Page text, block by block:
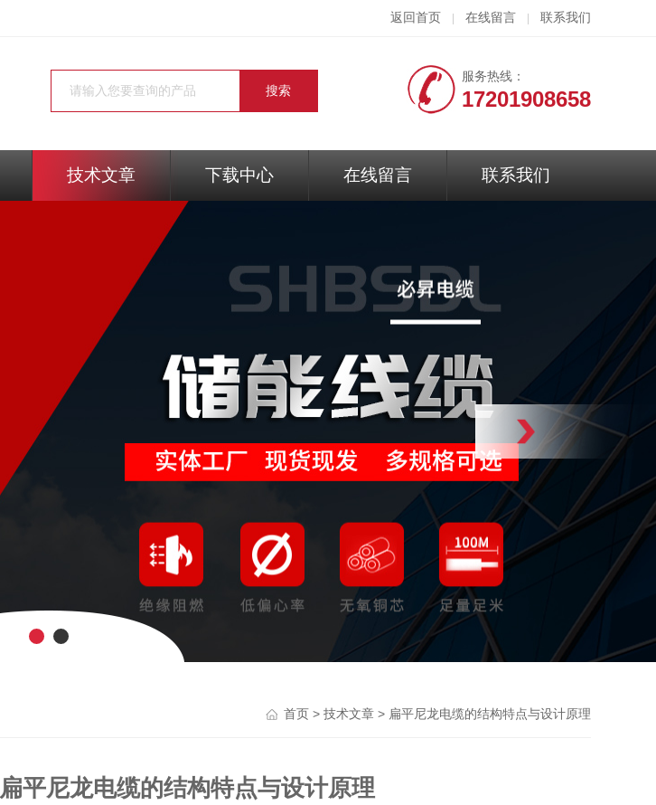
返回首页 在线留言 联系我们
服务热线：
17201908658
技术文章 下载中心 在线留言 联系我们
首页 > 技术文章 > 扁平尼龙电缆的结构特点与设计原理
扁平尼龙电缆的结构特点与设计原理